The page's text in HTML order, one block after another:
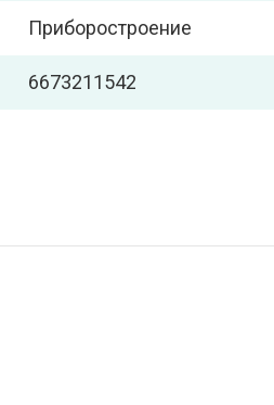
Приборостроение
6673211542